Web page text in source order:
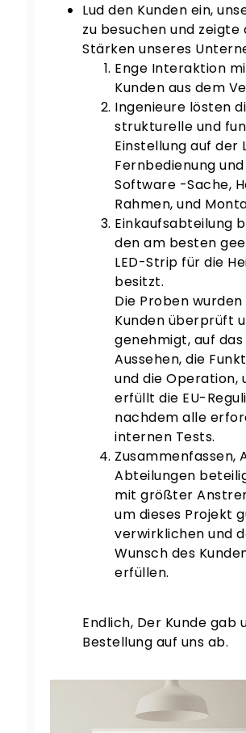
Lud den Kunden ein,
zu besuchen und zeigte
Stärken unseres
Enge Interaktion
Kunden aus dem
Ingenieure lösten
strukturelle und
Einstellung auf der
Fernbedienung
Software -Sache,
Rahmen, und
Einkaufsabteilung
den am besten
LED-Strip für die
besitzt.
Die Proben wurden
Kunden überprüft
genehmigt, auf das
Aussehen, die
und die Operation,
erfüllt die EU-
nachdem alle
internen Tests.
Zusammenfassen,
Abteilungen
mit größter
um dieses Projekt
verwirklichen und
Wunsch des
erfüllen.
Endlich, Der Kunde gab
Bestellung auf uns ab.